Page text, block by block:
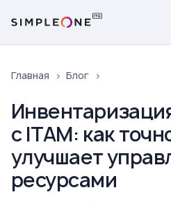
Главная Блог
с ITAM: как
улучшает
ресурсами